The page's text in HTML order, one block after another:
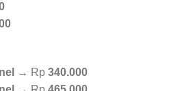
→ Rp 340.000